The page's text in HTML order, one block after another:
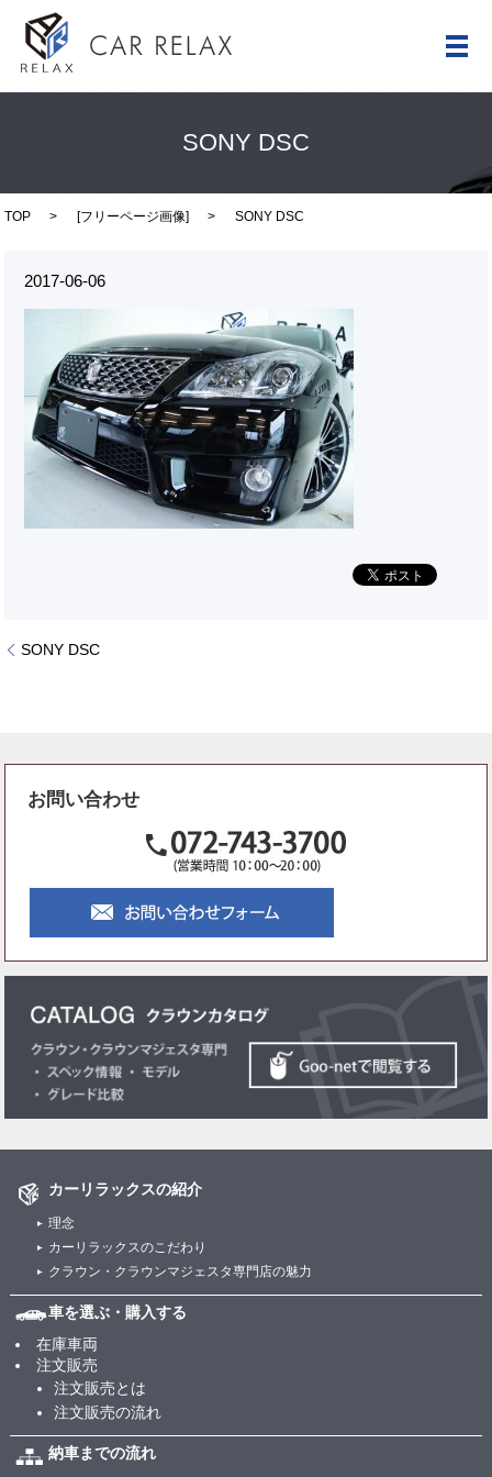
メ
SONY DSC
TOP [フリーページ画像] SONY DSC
2017-06-06
SONY DSC
お問い合わせ
カーリラックスの紹介
理念
カーリラックスのこだわり
クラウン・クラウンマジェスタ専門店の魅力
車を選ぶ・購入する
在庫車両
注文販売
注文販売とは
注文販売の流れ
納車までの流れ